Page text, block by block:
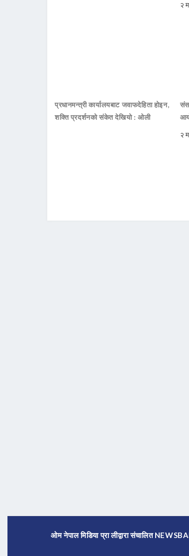
२
प्रधानमन्त्री कार्यालयबाट जवाफदेहिता होइन,
शक्ति प्रदर्शनको संकेत देखियो : ओली
२
ओम नेपाल मिडिया प्रा लीद्वारा संचालित